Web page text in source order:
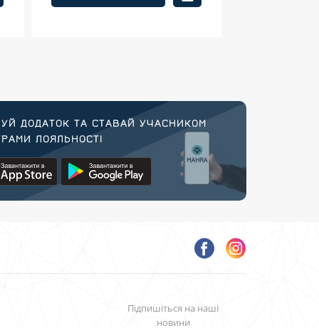
ДОДАТОК ТА СТАВАЙ УЧАСНИКОМ
ЛОЯЛЬНОСТІ
Підпишіться на наші
новини